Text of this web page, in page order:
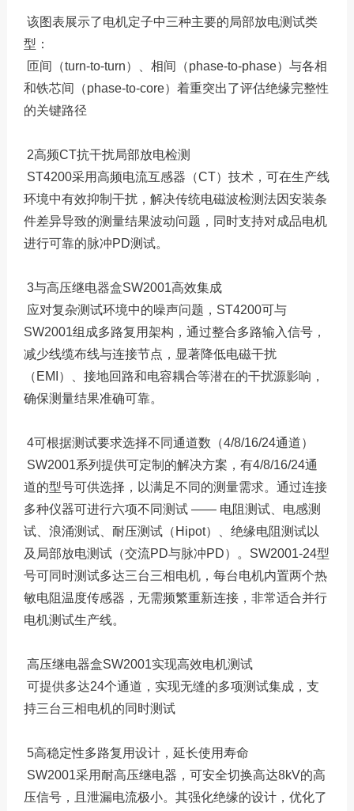
该图表展示了电机定子中三种主要的局部放电测试类
型：
匝间（turn-to-turn）、相间（phase-to-phase）与各相
和铁芯间（phase-to-core）着重突出了评估绝缘完整性
的关键路径
2高频CT抗干扰局部放电检测
ST4200采用高频电流互感器（CT）技术，可在生产线
环境中有效抑制干扰，解决传统电磁波检测法因安装条
件差异导致的测量结果波动问题，同时支持对成品电机
进行可靠的脉冲PD测试。
3与高压继电器盒SW2001高效集成
应对复杂测试环境中的噪声问题，ST4200可与
SW2001组成多路复用架构，通过整合多路输入信号，
减少线缆布线与连接节点，显著降低电磁干扰
（EMI）、接地回路和电容耦合等潜在的干扰源影响，
确保测量结果准确可靠。
4可根据测试要求选择不同通道数（4/8/16/24通道）
SW2001系列提供可定制的解决方案，有4/8/16/24通
道的型号可供选择，以满足不同的测量需求。通过连接
多种仪器可进行六项不同测试 —— 电阻测试、电感测
试、浪涌测试、耐压测试（Hipot）、绝缘电阻测试以
及局部放电测试（交流PD与脉冲PD）。SW2001-24型
号可同时测试多达三台三相电机，每台电机内置两个热
敏电阻温度传感器，无需频繁重新连接，非常适合并行
电机测试生产线。
高压继电器盒SW2001实现高效电机测试
可提供多达24个通道，实现无缝的多项测试集成，支
持三台三相电机的同时测试
5高稳定性多路复用设计，延长使用寿命
SW2001采用耐高压继电器，可安全切换高达8kV的高
压信号，且泄漏电流极小。其强化绝缘的设计，优化了